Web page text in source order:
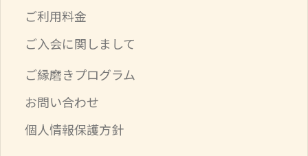
ご利用料金
ご入会に関しまして
ご縁磨きプログラム
お問い合わせ
個人情報保護方針